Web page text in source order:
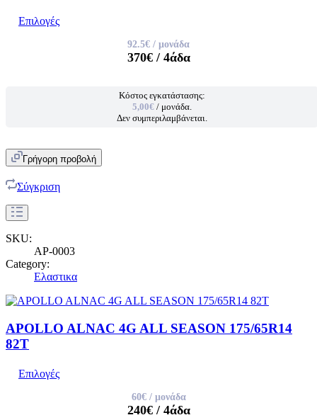
Επιλογές
92.5€ / μονάδα
370€/ 4άδα
Κόστος εγκατάστασης:
5,00€ / μονάδα.
Δεν συμπεριλαμβάνεται.
Γρήγορη προβολή
Σύγκριση
SKU:
AP-0003
Category:
Ελαστικα
APOLLO ALNAC 4G ALL SEASON 175/65R14
82T
Επιλογές
60€/ μονάδα
240€/ 4άδα